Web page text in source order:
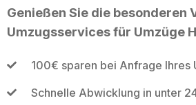
Genießen Sie die besonderen
Umzugsservices für Umzüge
100€ sparen bei Anfrage Ihres
Schnelle Abwicklung in unter